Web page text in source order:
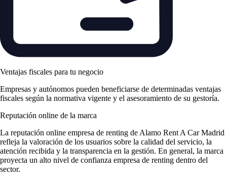
Ventajas fiscales para tu negocio
Empresas y autónomos pueden beneficiarse de determinadas ventajas
fiscales según la normativa vigente y el asesoramiento de su gestoría.
Reputación online de la marca
La reputación online empresa de renting de Alamo Rent A Car Madrid
refleja la valoración de los usuarios sobre la calidad del servicio, la
atención recibida y la transparencia en la gestión. En general, la marca
proyecta un alto nivel de confianza empresa de renting dentro del
sector.